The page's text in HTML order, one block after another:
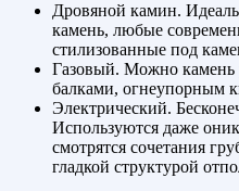
Дровяной камин.
камень, любые
стилизованные под
Газовый. Можно камень
балками, огнеупорным
Электрический.
Используются даже
смотрятся сочетания
гладкой структурой